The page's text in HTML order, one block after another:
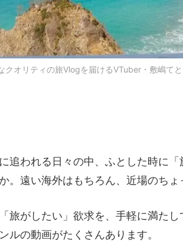
クオリティの旅Vlogを届けるVTuber・敷嶋て
追われる日々の中、ふとした時に
。遠い海外はもちろん、近場のちょ
旅がしたい」欲求を、手軽に満た
ルの動画がたくさんあります。